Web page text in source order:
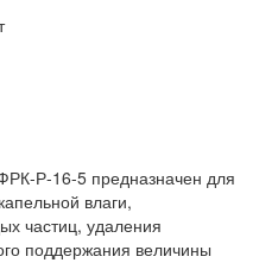
Р-16-5 предназначен для
влаги,
частиц, удаления
поддержания величины